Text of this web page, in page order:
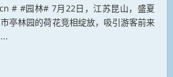
# #园林# 7月22日，江苏昆山，盛夏
亭林园的荷花竞相绽放，吸引游客前来